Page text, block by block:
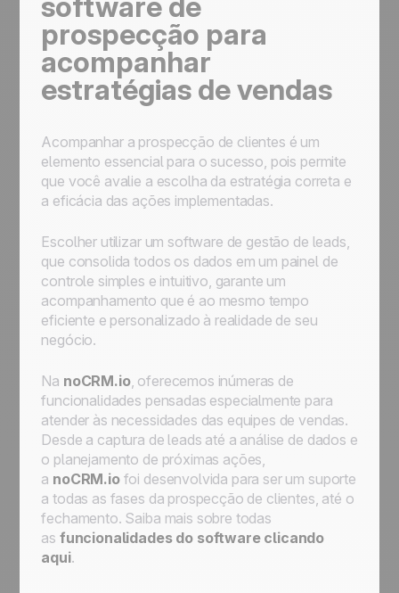
prospecção para
acompanhar
estratégias de vendas
Acompanhar a prospecção de clientes é um
elemento essencial para o sucesso, pois permite
que você avalie a escolha da estratégia correta e
a eficácia das ações implementadas.
Escolher utilizar um software de gestão de leads,
que consolida todos os dados em um painel de
controle simples e intuitivo, garante um
acompanhamento que é ao mesmo tempo
eficiente e personalizado à realidade de seu
negócio.
Na noCRM.io, oferecemos inúmeras de
funcionalidades pensadas especialmente para
atender às necessidades das equipes de vendas.
Desde a captura de leads até a análise de dados e
o planejamento de próximas ações,
a noCRM.iofoi desenvolvida para ser um suporte
a todas as fases da prospecção de clientes, até o
fechamento. Saiba mais sobre todas
as funcionalidades do software clicando
aqui.